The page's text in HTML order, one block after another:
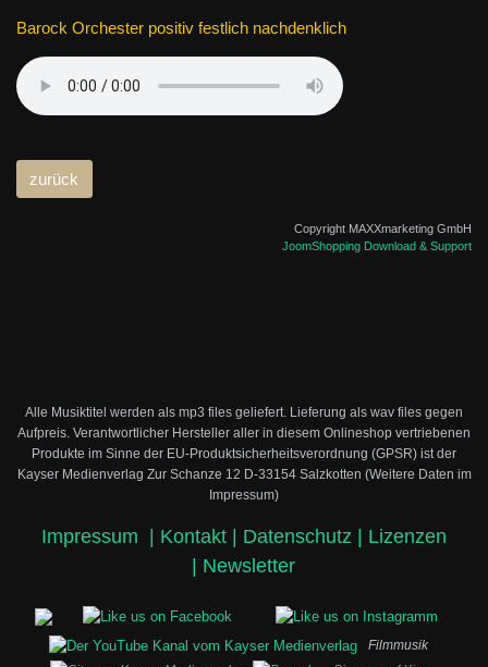
Barock Orchester positiv festlich nachdenklich
Copyright MAXXmarketing GmbH
JoomShopping Download & Support
Alle Musiktitel werden als mp3 files geliefert. Lieferung als wav files gegen
Aufpreis. Verantwortlicher Hersteller aller in diesem Onlineshop vertriebenen
Produkte im Sinne der EU-Produktsicherheitsverordnung (GPSR) ist der
Kayser Medienverlag Zur Schanze 12 D-33154 Salzkotten (Weitere Daten im
Impressum)
Impressum Kontakt | Datenschutz | Lizenzen
Newsletter
Filmmusik